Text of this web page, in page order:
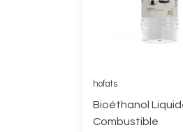
hofats
Bioéthanol Liquide
Combustible